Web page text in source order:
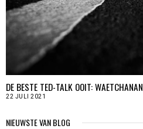
DE BESTE TED-TALK OOIT: WAETCHANAN
22 JULI 2021
NIEUWSTE VAN BLOG